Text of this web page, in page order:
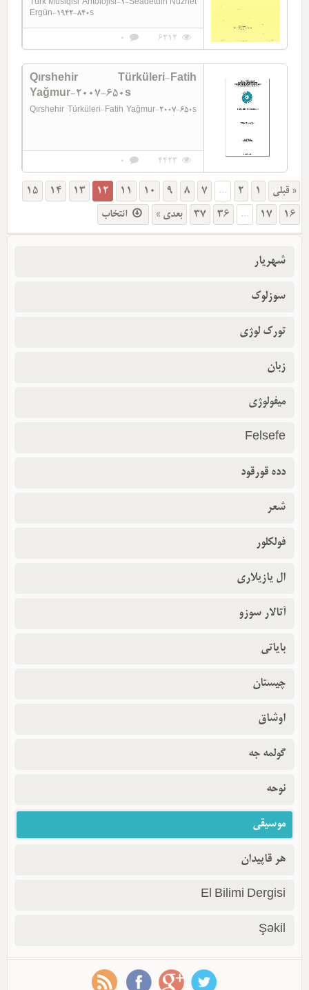
Türk Musiqisi Antolojisi-1-Seadetdin Nüzhet
Ergün-1942-840s
6212
0
Qırshehir Türküleri-Fatih
Yağmur-2007-650s
Qırshehir Türküleri-Fatih Yağmur-2007-650s
4423
0
« قبلی 1
2
...
7
8
9
10
11
12
13
14
15
16
17
...
36
37 بعدی » انتخاب
شهریار
سوزلوک
تورک لوژی
زبان
میفولوژی
Felsefe
دده قورقود
شعر
فولکلور
ال یازیلاری
آتالار سوزو
بایاتی
چیستان
اوشاق
گولمه جه
نوحه
موسیقی
هر قاپیدان
El Bilimi Dergisi
Şəkil